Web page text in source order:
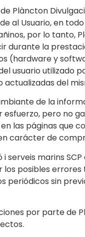
Plàncton
al Usuario, en
por lo tanto,
durante la
(hardware y
usuario utilizado
actualizadas del
de la
esfuerzo, pero
las páginas
carácter de
serveis marins
posibles
periódicos sin
por parte de